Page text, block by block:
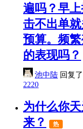
遍吗？早
击不出单
预算。频
的表现吗？
池中陆 回复
2220
为什么你
来？
热